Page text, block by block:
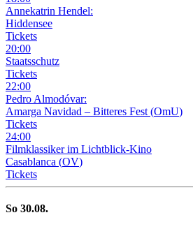
Annekatrin Hendel:
Hiddensee
Tickets
20:00
Staatsschutz
Tickets
22:00
Pedro Almodóvar:
Amarga Navidad – Bitteres Fest (OmU)
Tickets
24:00
Filmklassiker im Lichtblick-Kino
Casablanca (OV)
Tickets
So 30.08.